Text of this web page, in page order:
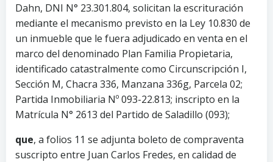
Dahn, DNI N° 23.301.804, solicitan la escrituración
mediante el mecanismo previsto en la Ley 10.830 de
un inmueble que le fuera adjudicado en venta en el
marco del denominado Plan Familia Propietaria,
identificado catastralmente como Circunscripción I,
Sección M, Chacra 336, Manzana 336g, Parcela 02;
Partida Inmobiliaria Nº 093-22.813; inscripto en la
Matrícula N° 2613 del Partido de Saladillo (093);
que, a folios 11 se adjunta boleto de compraventa
suscripto entre Juan Carlos Fredes, en calidad de